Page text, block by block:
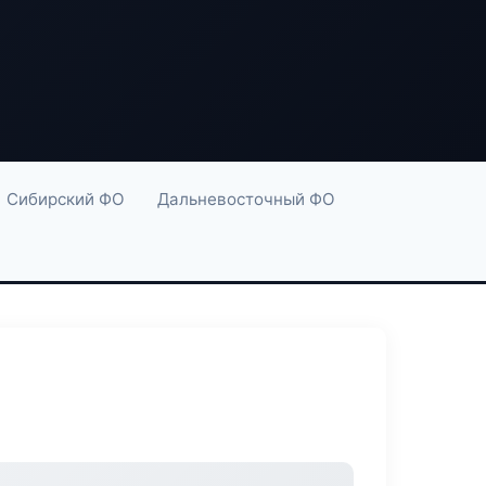
Сибирский ФО Дальневосточный ФО